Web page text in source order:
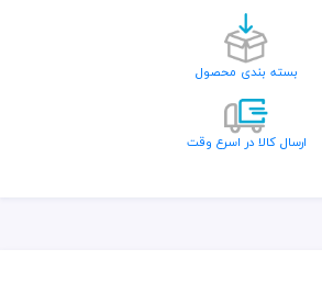
بسته بندی محصول
ارسال کالا در اسرع وقت